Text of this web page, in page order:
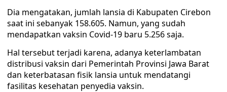
Dia mengatakan, jumlah lansia di Kabupaten Cirebon
saat ini sebanyak 158.605. Namun, yang sudah
mendapatkan vaksin Covid-19 baru 5.256 saja.
Hal tersebut terjadi karena, adanya keterlambatan
distribusi vaksin dari Pemerintah Provinsi Jawa Barat
dan keterbatasan fisik lansia untuk mendatangi
fasilitas kesehatan penyedia vaksin.